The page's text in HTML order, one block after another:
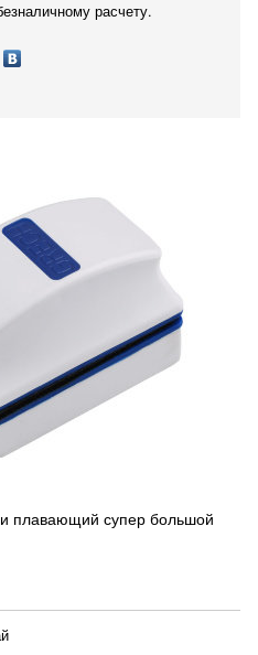
расчету.
плавающий супер большой